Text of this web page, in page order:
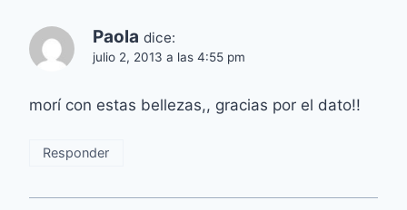
Paola dice:
julio 2, 2013 a las 4:55 pm
morí con estas bellezas,, gracias por el dato!!
Responder